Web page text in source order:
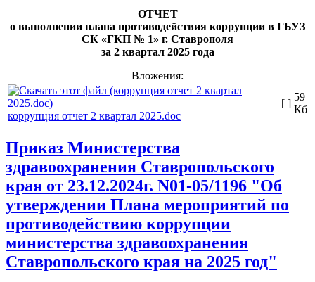
ОТЧЕТ
о выполнении плана противодействия коррупции в ГБУЗ
СК «ГКП № 1» г. Ставрополя
за 2 квартал 2025 года
Вложения:
коррупция отчет 2 квартал 2025.doc
[ ]
59
Кб
Приказ Министерства
здравоохранения Ставропольского
края от 23.12.2024г. N01-05/1196 "Об
утверждении Плана мероприятий по
противодействию коррупции
министерства здравоохранения
Ставропольского края на 2025 год"